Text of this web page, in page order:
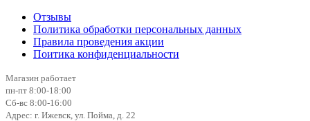
Отзывы
Политика обработки персональных данных
Правила проведения акции
Поитика конфиденциальности
Магазин работает
пн-пт 8:00-18:00
Сб-вс 8:00-16:00
Адрес: г. Ижевск, ул. Пойма, д. 22